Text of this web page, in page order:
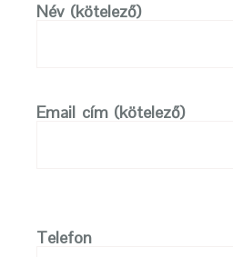
Név (kötelező)
Email cím (kötelező)
Telefon